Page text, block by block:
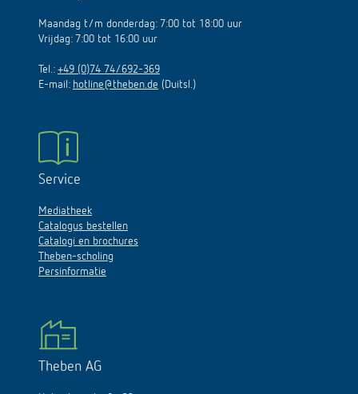
Maandag t/m donderdag: 7:00 tot 18:00 uur
Vrijdag: 7:00 tot 16:00 uur
Tel.: +49 (0)74 74/692-369
E-mail: hotline@theben.de (Duitsl.)
Service
Mediatheek
Catalogus bestellen
Catalogi en brochures
Theben-scholing
Persinformatie
Theben AG